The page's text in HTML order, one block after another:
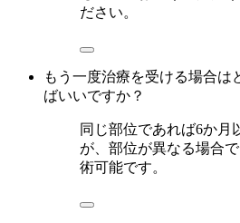
ださい。
もう一度治療を受ける場合は
ばいいですか？
同じ部位であれば6か月
が、部位が異なる場合
術可能です。